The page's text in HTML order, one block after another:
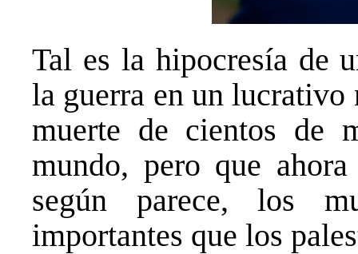
Tal es la hipocresía de
la guerra en un
muerte de cientos de
mundo, pero que
según parece, los
importantes que los